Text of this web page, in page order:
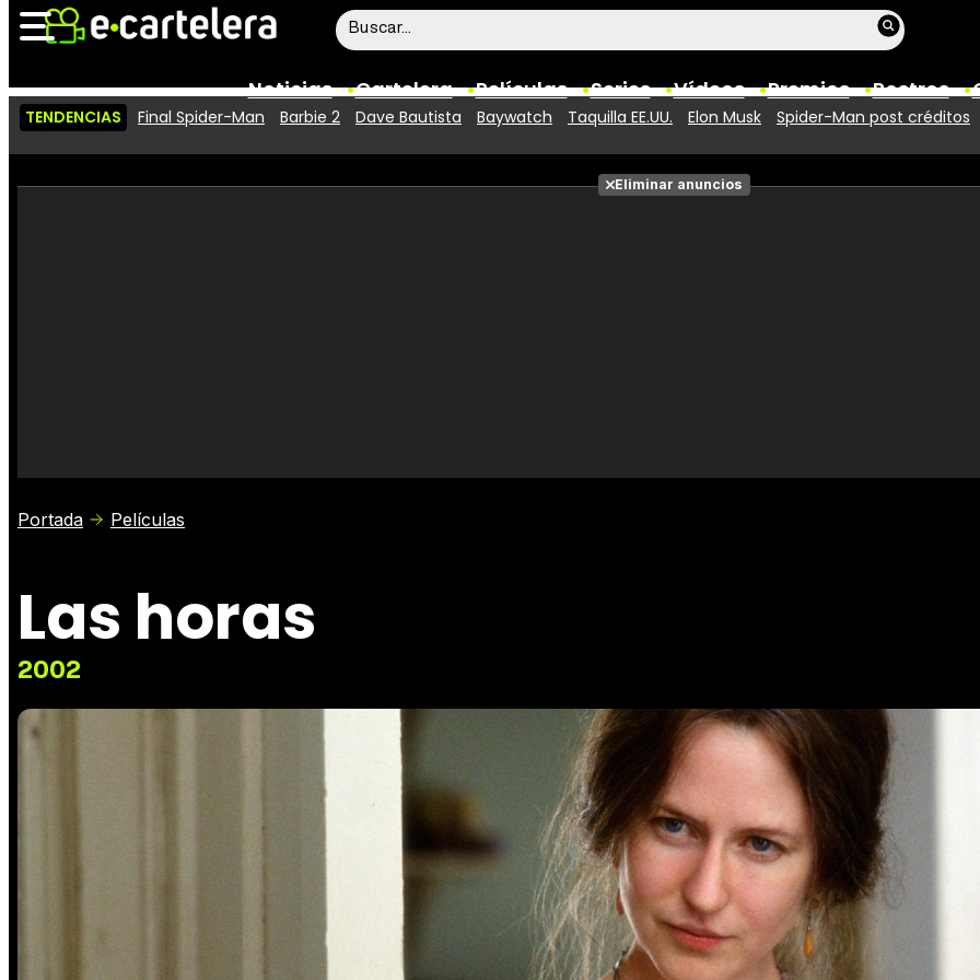
Noticias Cartelera Películas Series Vídeos Premios Rostros
Vídeos
Taquilla
Fotos
TENDENCIAS Final Spider-Man Barbie 2 Dave Bautista Baywatch Taquilla EE.UU. Elon Musk Spider-Man post créditos
Eliminar anuncios
Portada Películas
Las horas
2002